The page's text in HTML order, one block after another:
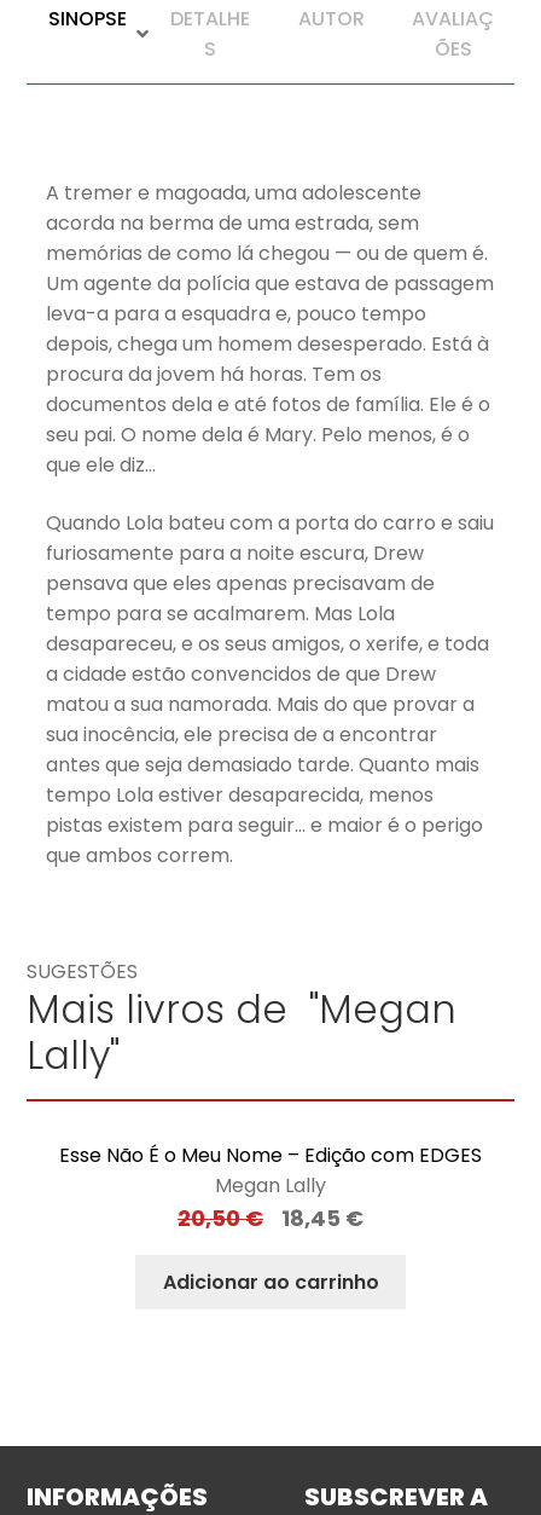
SINOPSE
DETALHE
S
AUTOR
AVALIAÇ
ÕES
A tremer e magoada, uma adolescente
acorda na berma de uma estrada, sem
memórias de como lá chegou — ou de quem é.
Um agente da polícia que estava de passagem
leva-a para a esquadra e, pouco tempo
depois, chega um homem desesperado. Está à
procura da jovem há horas. Tem os
documentos dela e até fotos de família. Ele é o
seu pai. O nome dela é Mary. Pelo menos, é o
que ele diz…
Quando Lola bateu com a porta do carro e saiu
furiosamente para a noite escura, Drew
pensava que eles apenas precisavam de
tempo para se acalmarem. Mas Lola
desapareceu, e os seus amigos, o xerife, e toda
a cidade estão convencidos de que Drew
matou a sua namorada. Mais do que provar a
sua inocência, ele precisa de a encontrar
antes que seja demasiado tarde. Quanto mais
tempo Lola estiver desaparecida, menos
pistas existem para seguir… e maior é o perigo
que ambos correm.
SUGESTÕES
Mais livros de "Megan
Lally"
Esse Não É o Meu Nome – Edição com EDGES
Megan Lally
20,50€ 18,45 €
Adicionar ao carrinho
INFORMAÇÕES
SUBSCREVER A